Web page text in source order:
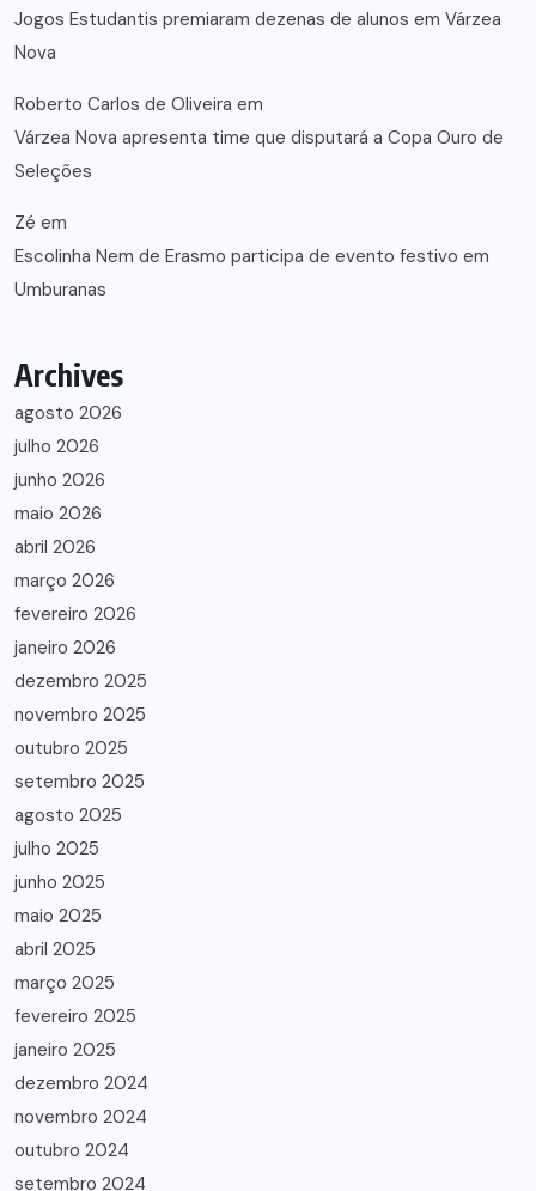
Jogos Estudantis premiaram dezenas de alunos em Várzea
Nova
Roberto Carlos de Oliveira em
Várzea Nova apresenta time que disputará a Copa Ouro de
Seleções
Zé em
Escolinha Nem de Erasmo participa de evento festivo em
Umburanas
Archives
agosto 2026
julho 2026
junho 2026
maio 2026
abril 2026
março 2026
fevereiro 2026
janeiro 2026
dezembro 2025
novembro 2025
outubro 2025
setembro 2025
agosto 2025
julho 2025
junho 2025
maio 2025
abril 2025
março 2025
fevereiro 2025
janeiro 2025
dezembro 2024
novembro 2024
outubro 2024
setembro 2024